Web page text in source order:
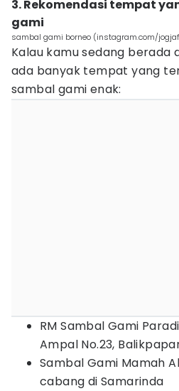
3. Rekomendasi tempat
gami
sambal gami borneo (instagram.com/
Kalau kamu sedang berada
ada banyak tempat yang
sambal gami enak:
RM Sambal Gami
Ampal No.23,
Sambal Gami Mamah
cabang di Samarinda